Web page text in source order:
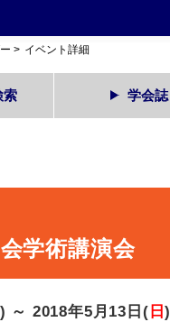
> イベント詳細
索 学会誌
学術講演会
～ 2018年5月13日( 日)